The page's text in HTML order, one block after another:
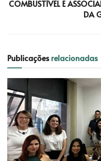
COMBUSTÍVEL E
DA
Publicaçõesrelacionadas